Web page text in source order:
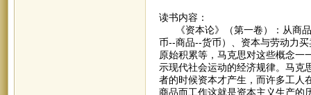
读书内容：
《资本论》（第一卷）：从商品
币--商品--货币）、资本与劳动力
原始积累等，马克思对这些概念一
示现代社会运动的经济规律。马克
者的时候资本才产生，而许多工人
商品而工作这就是资本主义生产的